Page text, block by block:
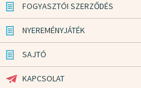
FOGYASZTÓI SZERZŐDÉS
NYEREMÉNYJÁTÉK
SAJTÓ
KAPCSOLAT